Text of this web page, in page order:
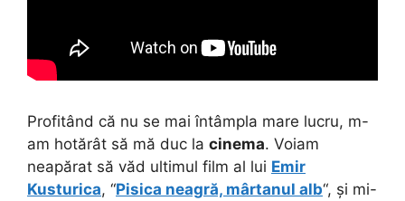
Profitând că nu se mai întâmpla mare lucru, m-
am hotărât să mă duc la cinema. Voiam
neapărat să văd ultimul film al lui Emir
Kusturica, “Pisica neagră, mârtanul alb“, și mi-